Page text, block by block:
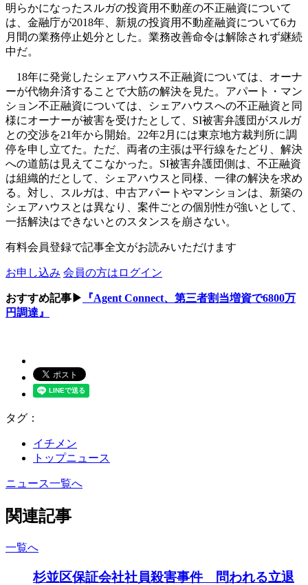
明らかになったスルガの投資用不動産の不正融資について
は、金融庁が2018年、新規の投資用不動産融資について6カ
月間の業務停止処分とした。業務改善命令は解除されず継続
中だ。
18年に発覚したシェアハウス不正融資については、オーナ
ーが代物弁済することで大筋の解決を見た。アパート・マン
ション不正融資については、シェアハウスへの不正融資と同
様にオーナーが被害を受けたとして、SI被害弁護団がスルガ
との交渉を21年から開始。22年2月には東京地方裁判所に調
停を申し立てた。ただ、両者の主張は平行線をたどり、解決
への道筋は見えてこなかった。SI被害弁護団側は、不正融資
は組織的だとして、シェアハウスと同様、一律の解決を求め
る。対し、スルガは、中古アパートやマンションは、新築の
シェアハウスとは異なり、案件ごとの個別性が強いとして、
一括解決はできないとのスタンスを崩さない。
有料会員登録で記事全文がお読みいただけます
お申し込み 会員の方はログイン
おすすめ記事▶
『Agent Connect、第三者割当増資で6800万
円調達』
タグ：
イチメン
トップニュース
ニュース一覧へ
関連記事
一覧へ
杉並区保証会社社員殺害事件 問われる立退